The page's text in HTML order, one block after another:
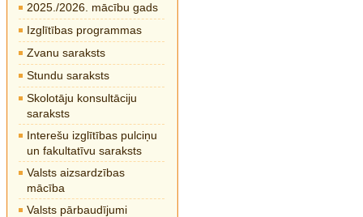
2025./2026. mācību gads
Izglītības programmas
Zvanu saraksts
Stundu saraksts
Skolotāju konsultāciju
saraksts
Interešu izglītības pulciņu
un fakultatīvu saraksts
Valsts aizsardzības
mācība
Valsts pārbaudījumi